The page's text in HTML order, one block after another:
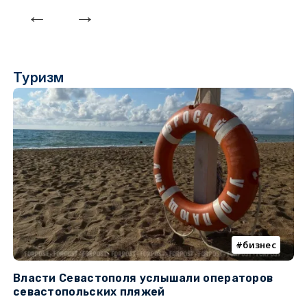
Туризм
бизнес
Власти Севастополя услышали операторов
севастопольских пляжей